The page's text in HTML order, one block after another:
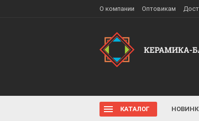
О компании Оптовикам
КАТАЛОГ